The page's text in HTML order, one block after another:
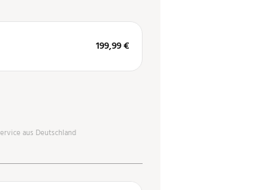
199,99 €
aus Deutschland